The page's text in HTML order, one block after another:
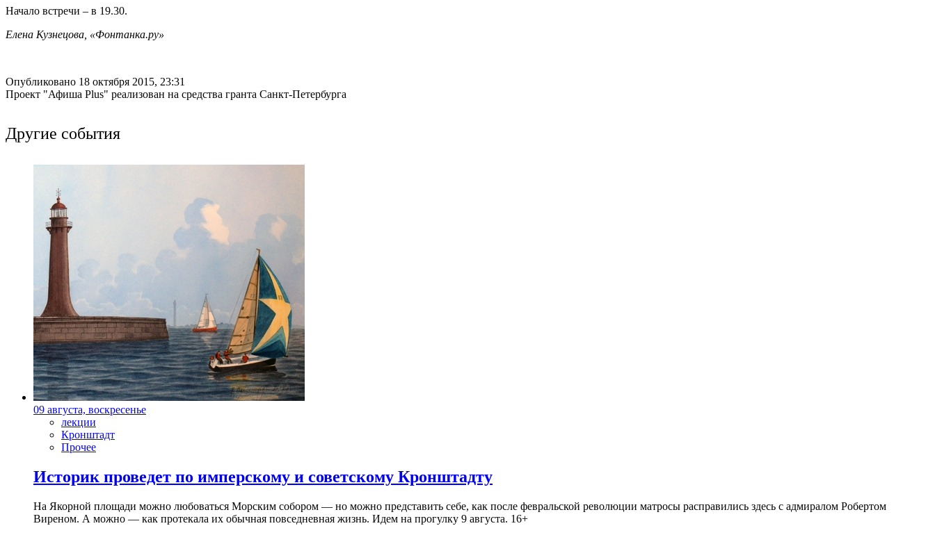
Начало встречи – в 19.30.
Елена Кузнецова, «Фонтанка.ру»
Опубликовано 18 октября 2015, 23:31
Проект "Афиша Plus" реализован на средства гранта Санкт-Петербурга
Другие события
09 августа, воскресенье
лекции
Кронштадт
Прочее
Историк проведет по имперскому и советскому Кронштадту
На Якорной площади можно любоваться Морским собором — но можно представить себе, как после февральской революции матросы расправились здесь с адмиралом Робертом
Виреном. А можно — как протекала их обычная повседневная жизнь. Идем на прогулку 9 августа. 16+